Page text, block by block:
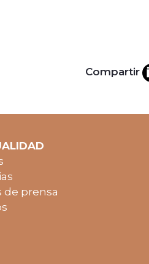
Compartir
de prensa